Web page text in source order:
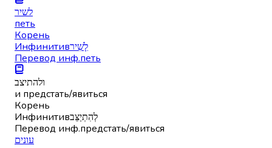
לשיר
петь
Корень
Инфинитивלָשִׁיר
Перевод инф.петь
ולהתיצב
и предстать/явиться
Корень
Инфинитивלְהִתְיַצֵּב
Перевод инф.предстать/явиться
עונים